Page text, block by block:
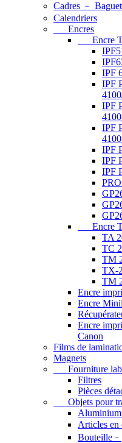
Cadres ﹣
Calendriers
Encres
Encre
IPF
IPF
IPF
IPF
IPF
IPF
IPF
Encre
TA
TC
TM
TX-
TM
Encre
Encre
Encre
Canon
Films de
Magnets
Fourniture
Filtres
Pièces
Objets pour
Aluminium
Articles en